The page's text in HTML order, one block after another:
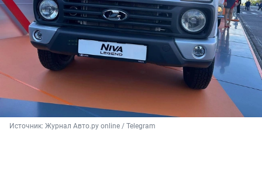
Источник: Журнал Авто.ру online / Telegram